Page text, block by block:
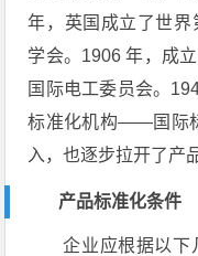
年，英国成立了世
学会。1906 年，成
国际电工委员会。
标准化机构——国际
入，也逐步拉开了产
产品标准化条件
企业应根据以下